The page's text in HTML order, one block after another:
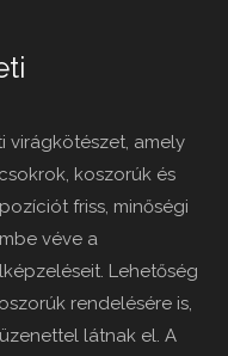
virágkötészet, amely
koszorúk és
friss, minőségi
véve a
Lehetőség
rendelésére is,
látnak el. A